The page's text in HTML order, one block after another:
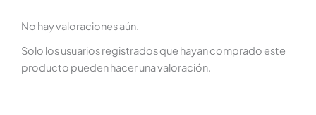
No hay valoraciones aún.
Solo los usuarios registrados que hayan comprado este
producto pueden hacer una valoración.